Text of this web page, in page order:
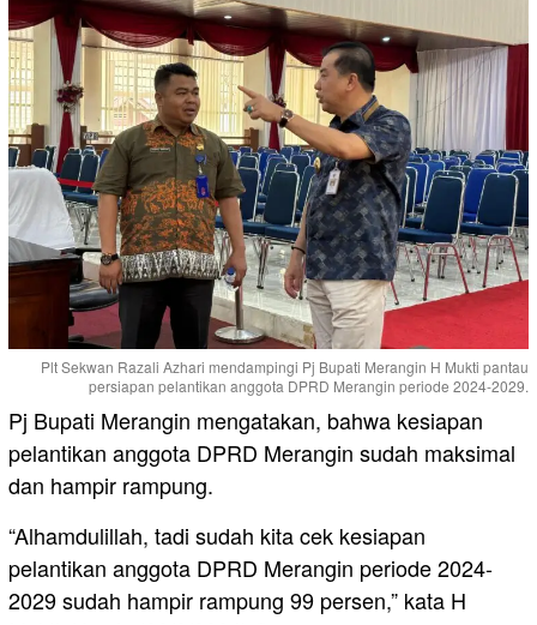
Plt Sekwan Razali Azhari mendampingi Pj Bupati Merangin H Mukti pantau
persiapan pelantikan anggota DPRD Merangin periode 2024-2029.
Pj Bupati Merangin mengatakan, bahwa kesiapan
pelantikan anggota DPRD Merangin sudah maksimal
dan hampir rampung.
“Alhamdulillah, tadi sudah kita cek kesiapan
pelantikan anggota DPRD Merangin periode 2024-
2029 sudah hampir rampung 99 persen,” kata H